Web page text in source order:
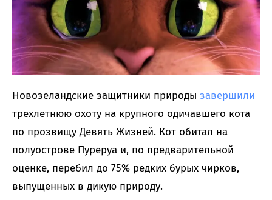
Новозеландские защитники природы завершили
трехлетнюю охоту на крупного одичавшего кота
по прозвищу Девять Жизней. Кот обитал на
полуострове Пуреруа и, по предварительной
оценке, перебил до 75% редких бурых чирков,
выпущенных в дикую природу.